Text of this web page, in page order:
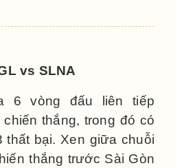
vs SLNA
6 vòng đấu liên tiếp
chiến thắng, trong đó có
thất bại. Xen giữa chuỗi
thắng trước Sài Gòn